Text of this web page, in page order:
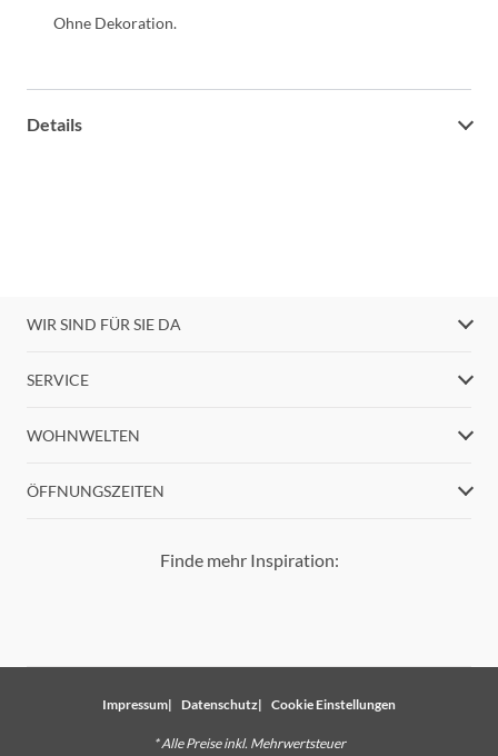
Ohne Dekoration.
Details
WIR SIND FÜR SIE DA
SERVICE
WOHNWELTEN
ÖFFNUNGSZEITEN
Finde mehr Inspiration:
Impressum Datenschutz Cookie Einstellungen
* Alle Preise inkl. Mehrwertsteuer